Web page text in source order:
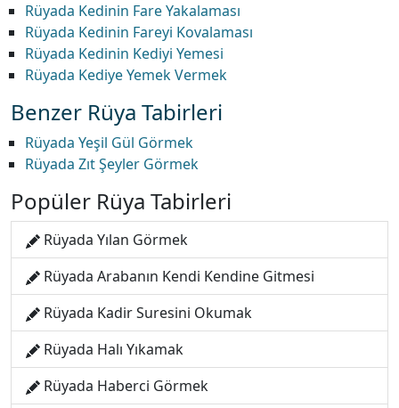
Rüyada Kedinin Fare Yakalaması
Rüyada Kedinin Fareyi Kovalaması
Rüyada Kedinin Kediyi Yemesi
Rüyada Kediye Yemek Vermek
Benzer Rüya Tabirleri
Rüyada Yeşil Gül Görmek
Rüyada Zıt Şeyler Görmek
Popüler Rüya Tabirleri
Rüyada Yılan Görmek
Rüyada Arabanın Kendi Kendine Gitmesi
Rüyada Kadir Suresini Okumak
Rüyada Halı Yıkamak
Rüyada Haberci Görmek